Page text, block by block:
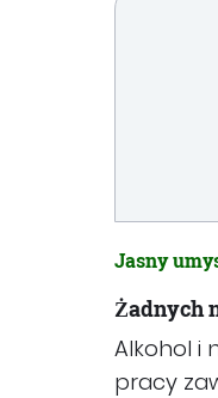
Jasny
Żadnych
Alkohol i
pracy